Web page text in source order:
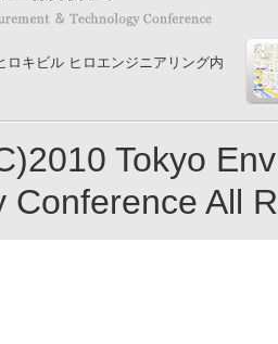
ロキビル ヒロエンジニアリング内
Tokyo
Conference All